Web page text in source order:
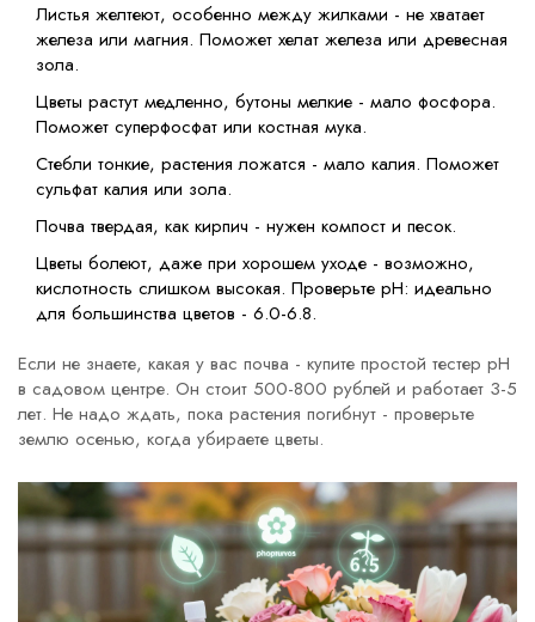
Листья желтеют, особенно между жилками - не хватает
железа или магния. Поможет хелат железа или древесная
зола.
Цветы растут медленно, бутоны мелкие - мало фосфора.
Поможет суперфосфат или костная мука.
Стебли тонкие, растения ложатся - мало калия. Поможет
сульфат калия или зола.
Почва твердая, как кирпич - нужен компост и песок.
Цветы болеют, даже при хорошем уходе - возможно,
кислотность слишком высокая. Проверьте pH: идеально
для большинства цветов - 6.0-6.8.
Если не знаете, какая у вас почва - купите простой тестер pH
в садовом центре. Он стоит 500-800 рублей и работает 3-5
лет. Не надо ждать, пока растения погибнут - проверьте
землю осенью, когда убираете цветы.